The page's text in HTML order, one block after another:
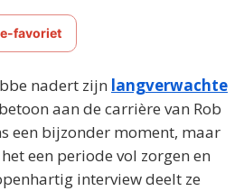
favoriet
nadert zijn langverwachte
aan de carrière van Rob
een bijzonder moment, maar
een periode vol zorgen en
interview deelt ze